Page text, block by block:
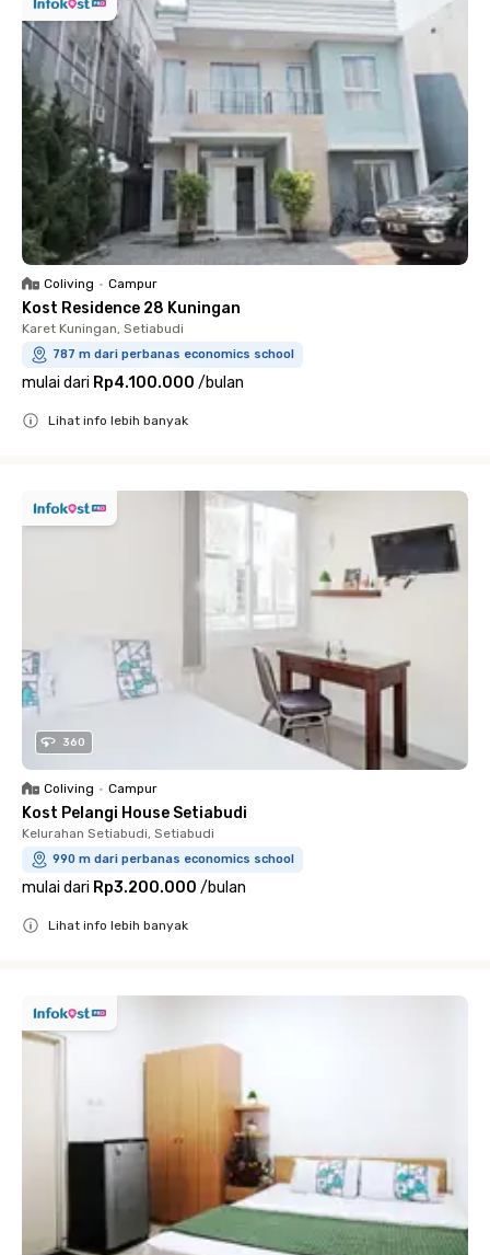
Coliving • Campur
Kost Residence 28 Kuningan
Karet Kuningan, Setiabudi
787 m dari perbanas economics school
mulai dari Rp4.100.000 /bulan
Lihat info lebih banyak
360
Coliving • Campur
Kost Pelangi House Setiabudi
Kelurahan Setiabudi, Setiabudi
990 m dari perbanas economics school
mulai dari Rp3.200.000 /bulan
Lihat info lebih banyak